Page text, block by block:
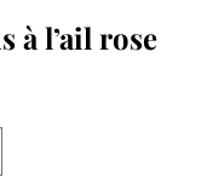
à l’ail rose